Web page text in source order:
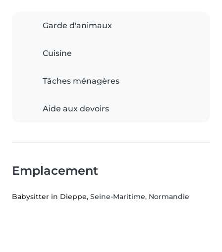
Garde d'animaux
Cuisine
Tâches ménagères
Aide aux devoirs
Emplacement
Babysitter in Dieppe, Seine-Maritime, Normandie